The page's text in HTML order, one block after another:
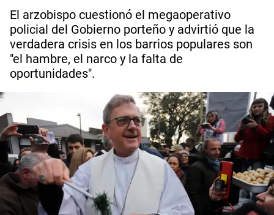
El arzobispo cuestionó el megaoperativo
policial del Gobierno porteño y advirtió que la
verdadera crisis en los barrios populares son
"el hambre, el narco y la falta de
oportunidades".